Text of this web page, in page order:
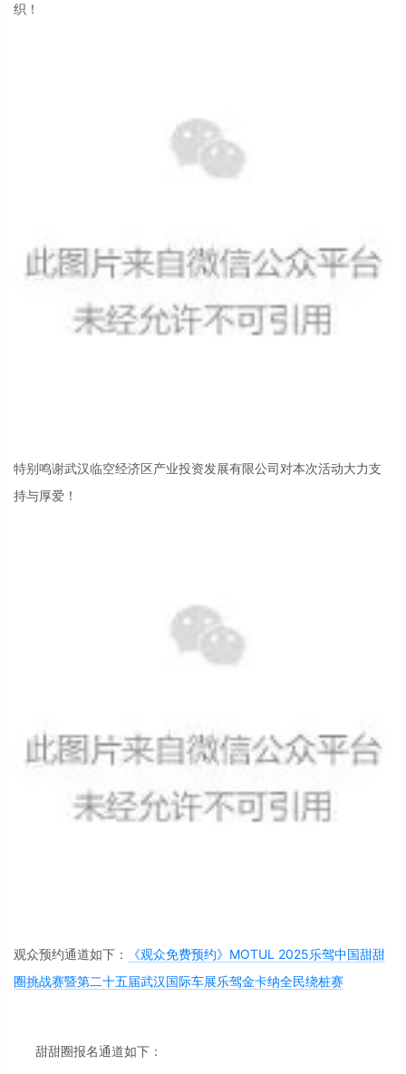
织！
特别鸣谢武汉临空经济区产业投资发展有限公司对本次活动大力支
持与厚爱！
观众预约通道如下：
《观众免费预约》MOTUL 2025乐驾中国甜甜
圈挑战赛暨第二十五届武汉国际车展乐驾金卡纳全民绕桩赛
甜甜圈报名通道如下：